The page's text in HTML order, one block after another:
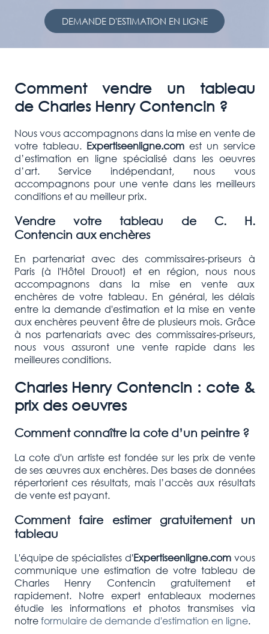
DEMANDE D'ESTIMATION EN LIGNE
Comment vendre un tableau
de Charles Henry Contencin ?
Nous vous accompagnons dans la mise en vente de
votre tableau. Expertiseenligne.comest un service
d’estimation en ligne spécialisé dans les oeuvres
d’art. Service indépendant, nous vous
accompagnons pour une vente dans les meilleurs
conditions et au meilleur prix.
Vendre votre tableau de C. H.
Contencin aux enchères
En partenariat avec des commissaires-priseurs à
Paris (à l'Hôtel Drouot) et en région, nous nous
accompagnons dans la mise en vente aux
enchères de votre tableau. En général, les délais
entre la demande d'estimation et la mise en vente
aux enchères peuvent être de plusieurs mois. Grâce
à nos partenariats avec des commissaires-priseurs,
nous vous assuront une vente rapide dans les
meilleures conditions.
Charles Henry Contencin : cote &
prix des oeuvres
Comment connaître la cote d’un peintre ?
La cote d'un artiste est fondée sur les prix de vente
de ses œuvres aux enchères. Des bases de données
répertorient ces résultats, mais l’accès aux résultats
de vente est payant.
Comment faire estimer gratuitement un
tableau
L'équipe de spécialistes d'Expertiseenligne.comvous
communique une estimation de votre tableau de
Charles Henry Contencin gratuitement et
rapidement.
Notre expert entableaux modernes
étudie les informations et photos transmises via
notreformulaire de demande d'estimation en ligne.